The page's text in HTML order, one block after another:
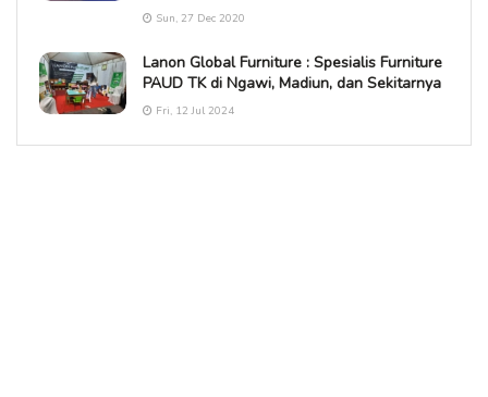
Sun, 27 Dec 2020
Lanon Global Furniture : Spesialis Furniture
PAUD TK di Ngawi, Madiun, dan Sekitarnya
Fri, 12 Jul 2024